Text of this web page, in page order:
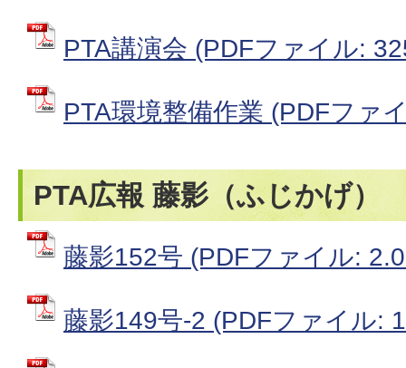
PTA講演会 (PDFファイル:
PTA環境整備作業 (PDFファ
PTA広報 藤影（ふじかげ）
藤影152号 (PDFファイル:
藤影149号-2 (PDFファイル: